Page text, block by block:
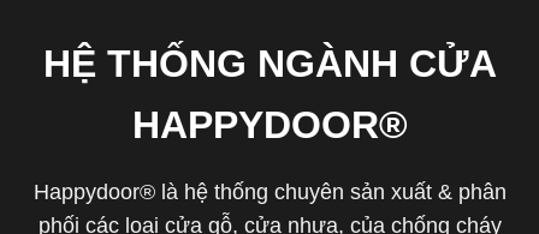
HỆ THỐNG NGÀNH CỬA
HAPPYDOOR®
Happydoor® là hệ thống chuyên sản xuất & phân
phối các loại cửa gỗ, cửa nhựa, của chống cháy